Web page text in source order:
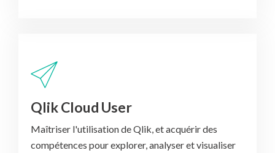
Qlik Cloud User
Maîtriser l'utilisation de Qlik, et acquérir des
compétences pour explorer, analyser et visualiser